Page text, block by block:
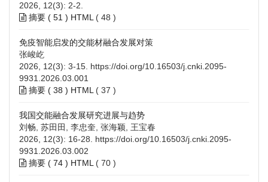
2026, 12(3): 2-2.
摘要 ( 51 ) HTML ( 48 )
免疫智能启发的交能材融合发展对策
张峻屹
2026, 12(3): 3-15. https://doi.org/10.16503/j.cnki.2095-
9931.2026.03.001
摘要 ( 38 ) HTML ( 37 )
我国交能融合发展研究进展与趋势
刘畅, 苏田田, 李忠奎, 张海颖, 王宝春
2026, 12(3): 16-28. https://doi.org/10.16503/j.cnki.2095-
9931.2026.03.002
摘要 ( 74 ) HTML ( 70 )